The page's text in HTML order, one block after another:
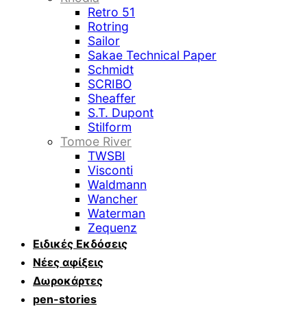
Retro 51
Rotring
Sailor
Sakae Technical Paper
Schmidt
SCRIBO
Sheaffer
S.T. Dupont
Stilform
Tomoe River
TWSBI
Visconti
Waldmann
Wancher
Waterman
Zequenz
Ειδικές Εκδόσεις
Νέες αφίξεις
Δωροκάρτες
pen-stories